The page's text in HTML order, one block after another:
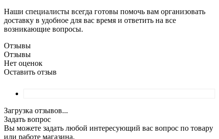
Наши специалисты всегда готовы помочь вам организовать
доставку в удобное для вас время и ответить на все
возникающие вопросы.
Отзывы
Отзывы
Нет оценок
Оставить отзыв
Загрузка отзывов...
Задать вопрос
Вы можете задать любой интересующий вас вопрос по товару
или работе магазина.